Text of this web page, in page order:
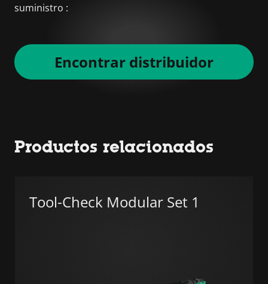
suministro :
Encontrar distribuidor
Productos relacionados
Tool-Check Modular Set 1